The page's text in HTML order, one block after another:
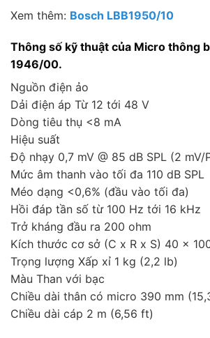
Xem thêm: Bosch LBB1950/10
Thông số kỹ thuật của Micro thông
1946/00.
Nguồn điện ảo
Dải điện áp Từ 12 tới 48 V
Dòng tiêu thụ <8 mA
Hiệu suất
Độ nhạy 0,7 mV @ 85 dB SPL (2 mV/
Mức âm thanh vào tối đa 110 dB SPL
Méo dạng <0,6% (đầu vào tối đa)
Hồi đáp tần số từ 100 Hz tới 16 kHz
Trở kháng đầu ra 200 ohm
Kích thước cơ sở (C x R x S) 40 x
Trọng lượng Xấp xỉ 1 kg (2,2 lb)
Màu Than với bạc
Chiều dài thân có micro 390 mm
Chiều dài cáp 2 m (6,56 ft)